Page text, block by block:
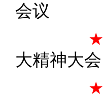
会议
★
大精神大会
★